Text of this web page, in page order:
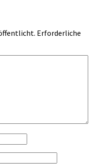
Erforderliche